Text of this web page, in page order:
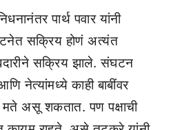
पार्थ पवार यांनी
सक्रिय होणं अत्यंत
सक्रिय झाले. संघटन
नेत्यांमध्ये काही बाबींवर
मते असू शकतात. पण पक्षाची